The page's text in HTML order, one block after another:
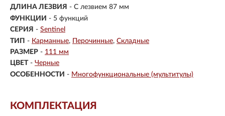
ДЛИНА ЛЕЗВИЯ - С лезвием 87 мм
ФУНКЦИИ - 5 функций
СЕРИЯ - Sentinel
ТИП - Карманные Перочинные Складные
РАЗМЕР - 111 мм
ЦВЕТ - Черные
ОСОБЕННОСТИ - Многофункциональные (мультитулы)
КОМПЛЕКТАЦИЯ